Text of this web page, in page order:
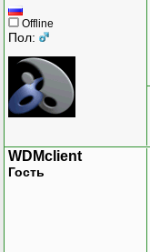
Offline
Пол:
WDMclient
Гость